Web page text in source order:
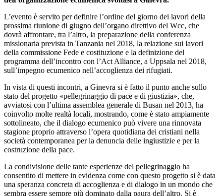
L’evento è servito per definire l’ordine del giorno dei lavori della
prossima riunione di giugno dell’organo direttivo del Wcc, che
dovrà affrontare, tra l’altro, la preparazione della conferenza
missionaria prevista in Tanzania nel 2018, la relazione sui lavori
della commissione Fede e costituzione e la definizione del
programma dell’incontro con l’Act Alliance, a Uppsala nel 2018,
sull’impegno ecumenico nell’accoglienza dei rifugiati.
In vista di questi incontri, a Ginevra si è fatto il punto anche sullo
stato del progetto «pellegrinaggio di pace e di giustizia», che,
avviatosi con l’ultima assemblea generale di Busan nel 2013, ha
coinvolto molte realtà locali, mostrando, come è stato ampiamente
sottolineato, che il dialogo ecumenico può vivere una rinnovata
stagione proprio attraverso l’opera quotidiana dei cristiani nella
società contemporanea per la denuncia delle ingiustizie e per la
costruzione della pace.
La condivisione delle tante esperienze del pellegrinaggio ha
consentito di mettere in evidenza come con questo progetto si è data
una speranza concreta di accoglienza e di dialogo in un mondo che
sembra essere sempre più dominato dalla paura dell’altro. Si è